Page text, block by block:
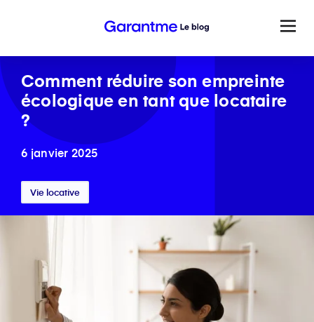
Comment réduire son empreinte
écologique en tant que locataire
?
6 janvier 2025
Vie locative